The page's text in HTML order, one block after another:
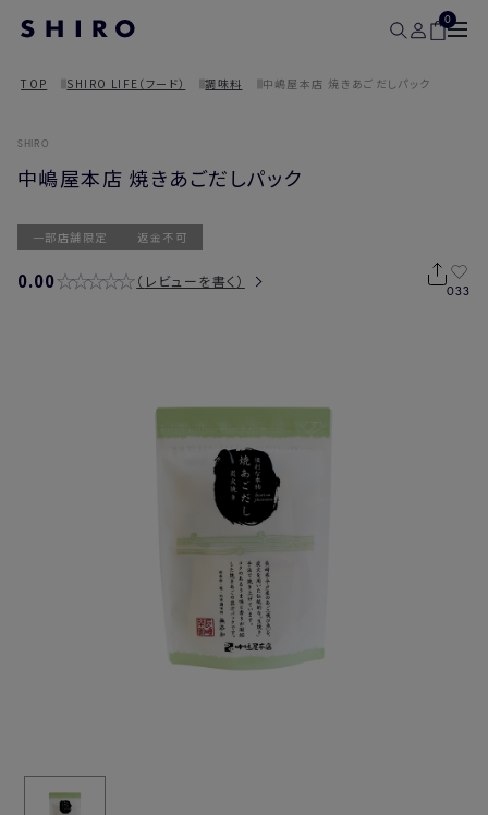
0
TOP SHIRO LIFE（フード） 調味料 中嶋屋本店 焼きあごだしパック
SHIRO
中嶋屋本店 焼きあごだしパック
一部店舗限定 返金不可
0.00 レビューを書く
033